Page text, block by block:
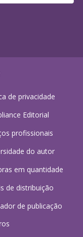
de privacidade
Editorial
profissionais
do autor
em quantidade
de distribuição
de publicação